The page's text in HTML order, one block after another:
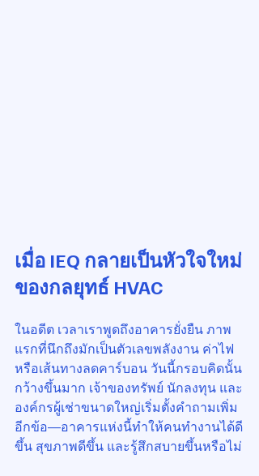
เมื่อ IEQ กลายเป็นหัวใจใหม่
ของกลยุทธ์ HVAC
ในอดีต เวลาเราพูดถึงอาคารยั่งยืน ภาพ
แรกที่นึกถึงมักเป็นตัวเลขพลังงาน ค่าไฟ
หรือเส้นทางลดคาร์บอน วันนี้กรอบคิดนั้น
กว้างขึ้นมาก เจ้าของทรัพย์ นักลงทุน และ
องค์กรผู้เช่าขนาดใหญ่เริ่มตั้งคำถามเพิ่ม
อีกข้อ—อาคารแห่งนี้ทำให้คนทำงานได้ดี
ขึ้น สุขภาพดีขึ้น และรู้สึกสบายขึ้นหรือไม่